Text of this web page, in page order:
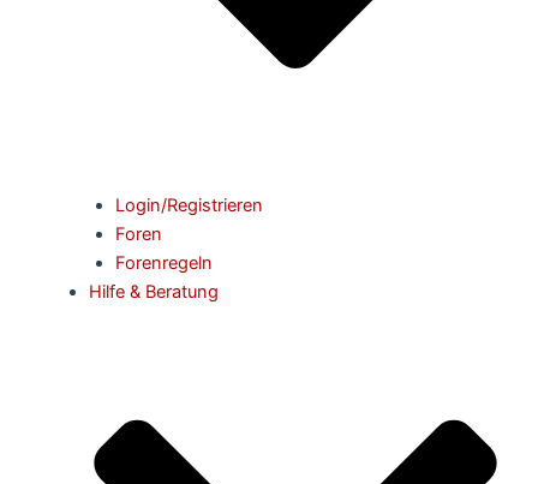
Login/Registrieren
Foren
Forenregeln
Hilfe & Beratung